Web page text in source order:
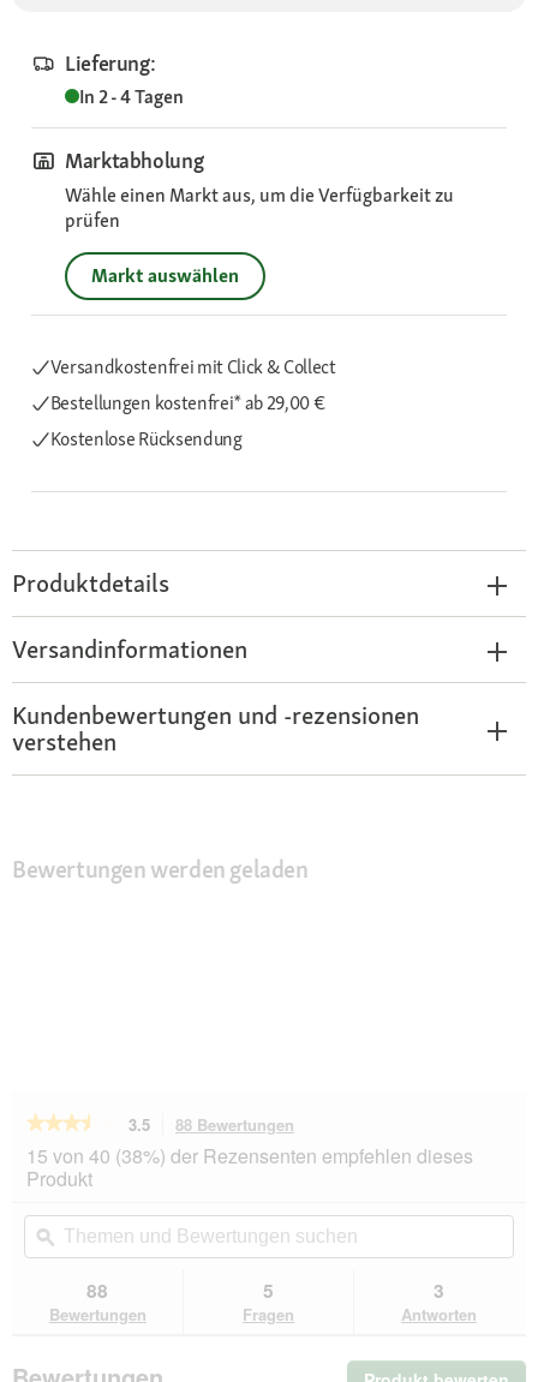
Lieferung:
In 2 - 4 Tagen
Marktabholung
Wähle einen Markt aus, um die Verfügbarkeit zu
prüfen
Markt auswählen
Versandkostenfrei mit Click & Collect
Bestellungen kostenfrei*ab 29,00 €
Kostenlose Rücksendung
Produktdetails
Versandinformationen
Kundenbewertungen und -rezensionen
verstehen
Bewertungen werden geladen
★★★★★
★★★★★
von
5
lesen
für
Trinkflasche
100
3.5 88 Bewertungen
dieser
Aktion
du
zu
den
15 von 40 (38%) der Rezensenten empfehlen dieses
Produkt
Themen
und
Bewertungen
ϙ
88
Bewertungen
5
Fragen
3
Antworten